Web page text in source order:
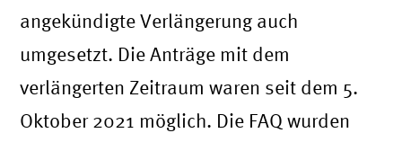
angekündigte Verlängerung auch
umgesetzt. Die Anträge mit dem
verlängerten Zeitraum waren seit dem 5.
Oktober 2021 möglich. Die FAQ wurden